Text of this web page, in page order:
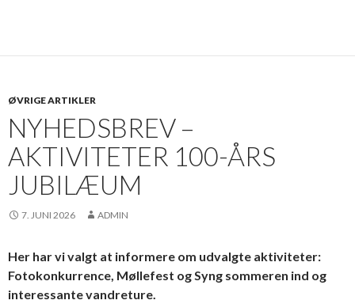
ØVRIGE ARTIKLER
NYHEDSBREV –
AKTIVITETER 100-ÅRS
JUBILÆUM
7. JUNI 2026 ADMIN
Her har vi valgt at informere om udvalgte aktiviteter:
Fotokonkurrence, Møllefest og Syng sommeren ind og
interessante vandreture.